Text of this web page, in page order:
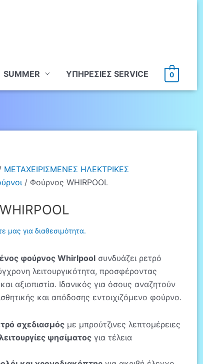
SUMMER ΥΠHΡΕΣΙΕΣ SERVICE 0
ΜΕΤΑΧΕΙΡΙΣΜΕΝΕΣ ΗΛΕΚΤΡΙΚΕΣ
/ Φούρνος WHIRPOOL
μας για διαθεσιμότητα.
φούρνος Whirlpoolσυνδυάζει ρετρό
λειτουργικότητα, προσφέροντας
αξιοπιστία. Ιδανικός για όσους αναζητούν
και απόδοσης εντοιχιζόμενο φούρνο.
σχεδιασμόςμε μπρούτζινες λεπτομέρειες
ψησίματοςγια τέλεια